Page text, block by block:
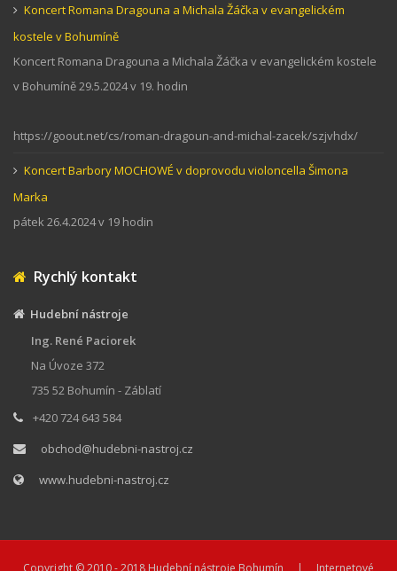
Koncert Romana Dragouna a Michala Žáčka v evangelickém
kostele v Bohumíně
Koncert Romana Dragouna a Michala Žáčka v evangelickém kostele
v Bohumíně 29.5.2024 v 19. hodin
https://goout.net/cs/roman-dragoun-and-michal-zacek/szjvhdx/
Koncert Barbory MOCHOWÉ v doprovodu violoncella Šimona
Marka
pátek 26.4.2024 v 19 hodin
Rychlý kontakt
Hudební nástroje
Ing. René Paciorek
Na Úvoze 372
735 52 Bohumín - Záblatí
+420 724 643 584
obchod@hudebni-nastroj.cz
www.hudebni-nastroj.cz
Copyright © 2010 - 2018 Hudební nástroje Bohumín | Internetové